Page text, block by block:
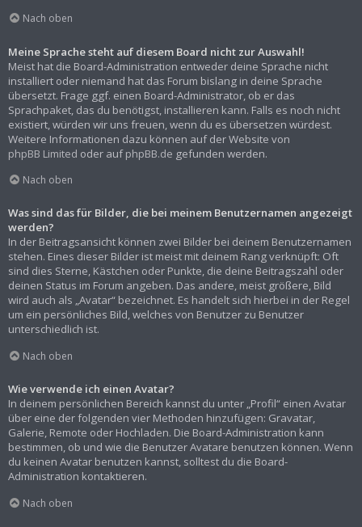
Nach oben
Meine Sprache steht auf diesem Board nicht zur Auswahl!
Meist hat die Board-Administration entweder deine Sprache nicht
installiert oder niemand hat das Forum bislang in deine Sprache
übersetzt. Frage ggf. einen Board-Administrator, ob er das
Sprachpaket, das du benötigst, installieren kann. Falls es noch nicht
existiert, würden wir uns freuen, wenn du es übersetzen würdest.
Weitere Informationen dazu können auf der Website von
phpBB Limited oder aufphpBB.de gefunden werden.
Nach oben
Was sind das für Bilder, die bei meinem Benutzernamen angezeigt
werden?
In der Beitragsansicht können zwei Bilder bei deinem Benutzernamen
stehen. Eines dieser Bilder ist meist mit deinem Rang verknüpft: Oft
sind dies Sterne, Kästchen oder Punkte, die deine Beitragszahl oder
deinen Status im Forum angeben. Das andere, meist größere, Bild
wird auch als „Avatar“ bezeichnet. Es handelt sich hierbei in der Regel
um ein persönliches Bild, welches von Benutzer zu Benutzer
unterschiedlich ist.
Nach oben
Wie verwende ich einen Avatar?
In deinem persönlichen Bereich kannst du unter „Profil“ einen Avatar
über eine der folgenden vier Methoden hinzufügen: Gravatar,
Galerie, Remote oder Hochladen. Die Board-Administration kann
bestimmen, ob und wie die Benutzer Avatare benutzen können. Wenn
du keinen Avatar benutzen kannst, solltest du die Board-
Administration kontaktieren.
Nach oben